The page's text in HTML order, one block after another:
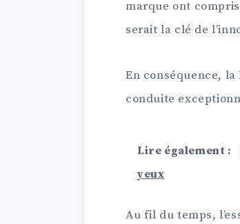
marque ont
serait la clé de
En conséquence, la
conduite
Lire également :
yeux
Au fil du temps,